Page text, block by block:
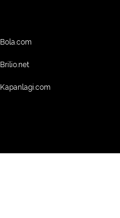
Bola.com
Brilio.net
Kapanlagi.com